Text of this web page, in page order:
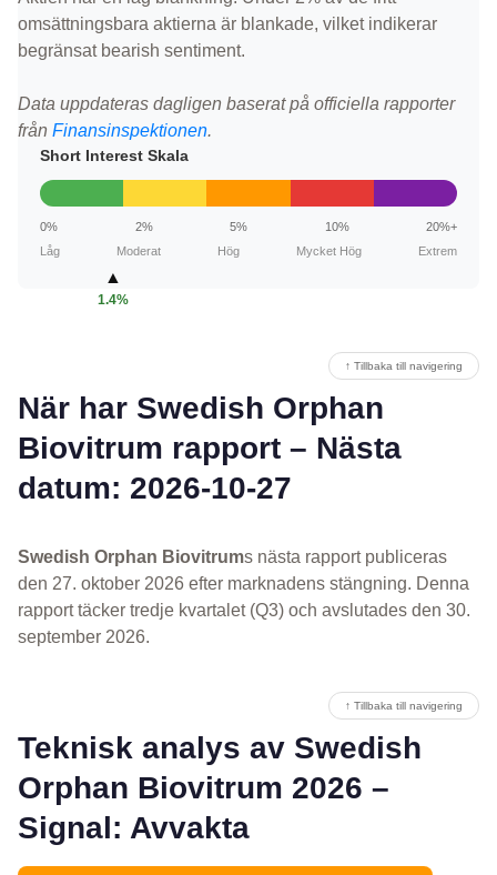
omsättningsbara aktierna är blankade, vilket indikerar
begränsat bearish sentiment.
Data uppdateras dagligen baserat på officiella rapporter
från Finansinspektionen.
Short Interest Skala
0% 2% 5% 10%
20%+
Låg
Moderat Hög Mycket Hög Extrem
▲
1.4%
↑ Tillbaka till navigering
När har Swedish Orphan
Biovitrum rapport – Nästa
datum: 2026-10-27
Swedish Orphan Biovitrums nästa rapport publiceras
den 27. oktober 2026 efter marknadens stängning. Denna
rapport täcker tredje kvartalet (Q3) och avslutades den 30.
september 2026.
↑ Tillbaka till navigering
Teknisk analys av Swedish
Orphan Biovitrum 2026 –
Signal: Avvakta